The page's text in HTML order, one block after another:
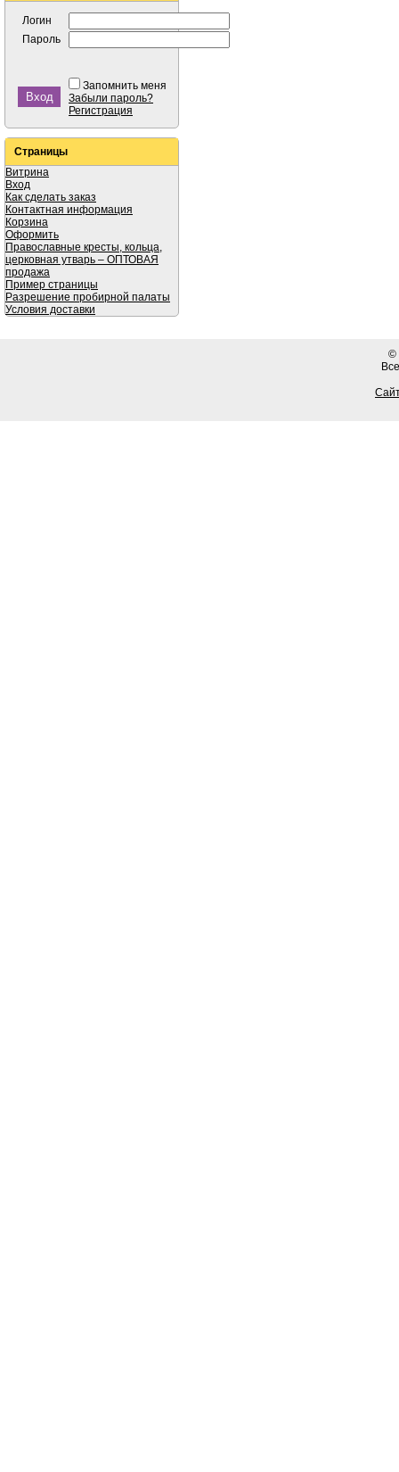
Логин
Пароль
Запомнить меня
Забыли пароль?
Регистрация
Страницы
Витрина
Вход
Как сделать заказ
Контактная информация
Корзина
Оформить
Православные кресты, кольца,
церковная утварь – ОПТОВАЯ
продажа
Пример страницы
Разрешение пробирной палаты
Условия доставки
©